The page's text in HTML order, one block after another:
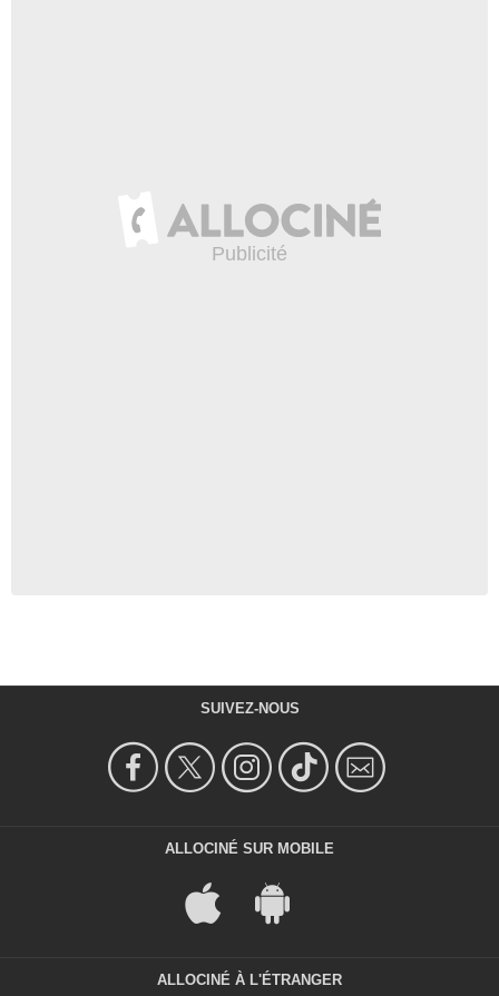
SUIVEZ-NOUS
ALLOCINÉ SUR MOBILE
ALLOCINÉ À L'ÉTRANGER